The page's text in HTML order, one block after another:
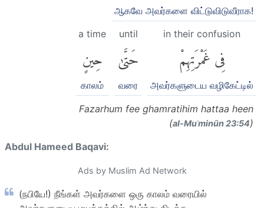
ஆகவே அவர்களை விட்டுவிடுவீராக!
in their confusion
فِى غَمْرَتِهِمْ
அவர்களுடைய வழிகேட்டில்
until
حَتَّىٰ
வரை
a time
حِينٍ
காலம்
Fazarhum fee ghamratihim hattaa heen
(al-Muʾminūn 23:54)
Abdul Hameed Baqavi:
Ads by Muslim Ad Network
(நபியே!) நீங்கள் அவர்களை ஒரு காலம் வரையில்